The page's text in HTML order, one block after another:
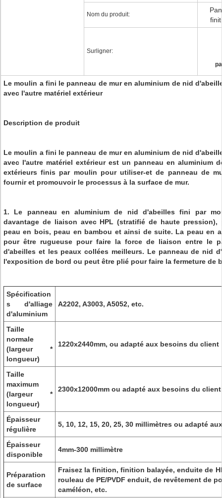
Nom du produit:
Surligner:
Le moulin a fini le panneau de mur en aluminium de nid
avec l'autre matériel extérieur
Description de produit
Le moulin a fini le panneau de mur en aluminium de nid
avec l'autre matériel extérieur est un panneau en aluminium
extérieurs finis par moulin pour utiliser-et de panneau de
fournir et promouvoir le processus à la surface de mur.
1. Le panneau en aluminium de nid d'abeilles fini par
davantage de liaison avec HPL (stratifié de haute pression),
peau en bois, peau en bambou et ainsi de suite. La peau en
pour être rugueuse pour faire la force de liaison entre le
d'abeilles et les peaux collées meilleurs. Le panneau de nid
l'exposition de bord ou peut être plié pour faire la fermeture de
Spécification
s d'alliage
d'aluminium
A2202, A3003, A5052, etc.
Taille
normale
(largeur *
longueur)
1220x2440mm, ou adapté aux besoins du client
Taille
maximum
(largeur *
longueur)
2300x12000mm ou adapté aux besoins du client
Épaisseur
régulière
5, 10, 12, 15, 20, 25, 30 millimètres ou adapté
Épaisseur
disponible
4mm-300 millimètre
Préparation
de surface
Fraisez la finition, finition balayée, enduite de
rouleau de PE/PVDF enduit, de revêtement de
caméléon, etc.